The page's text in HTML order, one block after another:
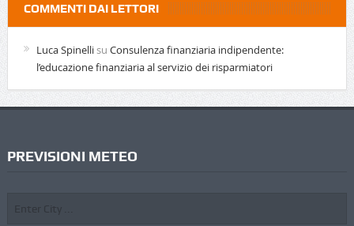
COMMENTI DAI LETTORI
Luca Spinellisu Consulenza finanziaria indipendente:
l’educazione finanziaria al servizio dei risparmiatori
PREVISIONI METEO